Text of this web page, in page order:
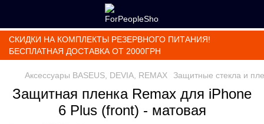
СКИДКИ НА КОМПЛЕКТЫ РЕЗЕРВНОГО ПИТАНИЯ!
БЕСПЛАТНАЯ ДОСТАВКА ОТ 2000ГРН
Аксессуары BASEUS, DEVIA, REMAX Защитные стекла и
Защитная пленка Remax для iPhone
6 Plus (front) - матовая